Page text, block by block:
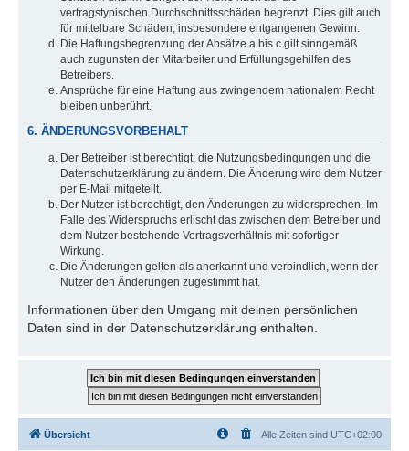
vertragstypischen Durchschnittsschäden begrenzt. Dies gilt auch
für mittelbare Schäden, insbesondere entgangenen Gewinn.
Die Haftungsbegrenzung der Absätze a bis c gilt sinngemäß
auch zugunsten der Mitarbeiter und Erfüllungsgehilfen des
Betreibers.
Ansprüche für eine Haftung aus zwingendem nationalem Recht
bleiben unberührt.
6. ÄNDERUNGSVORBEHALT
Der Betreiber ist berechtigt, die Nutzungsbedingungen und die
Datenschutzerklärung zu ändern. Die Änderung wird dem Nutzer
per E-Mail mitgeteilt.
Der Nutzer ist berechtigt, den Änderungen zu widersprechen. Im
Falle des Widerspruchs erlischt das zwischen dem Betreiber und
dem Nutzer bestehende Vertragsverhältnis mit sofortiger
Wirkung.
Die Änderungen gelten als anerkannt und verbindlich, wenn der
Nutzer den Änderungen zugestimmt hat.
Informationen über den Umgang mit deinen persönlichen
Daten sind in der Datenschutzerklärung enthalten.
Übersicht Alle Zeiten sind UTC+02:00